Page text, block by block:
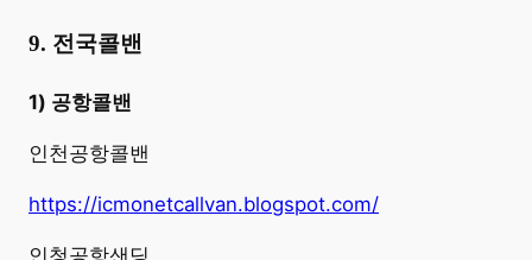
9. 전국콜밴
1) 공항콜밴
인천공항콜밴
https://icmonetcallvan.blogspot.com/
인청공항샌딩